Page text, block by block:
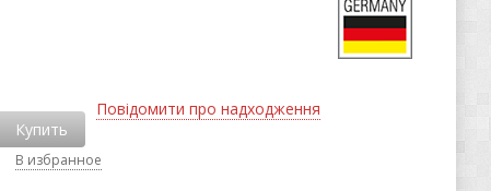
Купить
Повідомити про надходження
В избранное